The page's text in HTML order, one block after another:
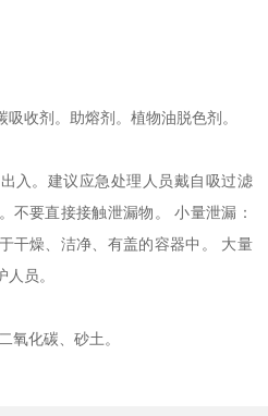
收剂。助熔剂。植物油脱色剂。
入。建议应急处理人员戴自吸过滤
不要直接接触泄漏物。 小量泄漏：
干燥、洁净、有盖的容器中。 大量
员。
氧化碳、砂土。